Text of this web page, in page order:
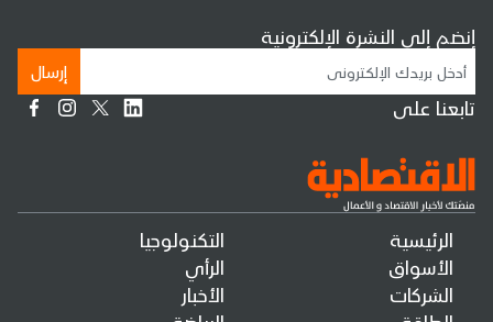
الرئيسية
الأسواق
الشركات
التكنولوجيا
الرأي
الأخبار
إنضم إلى النشرة الإلكترونية
إرسال
تابعنا على